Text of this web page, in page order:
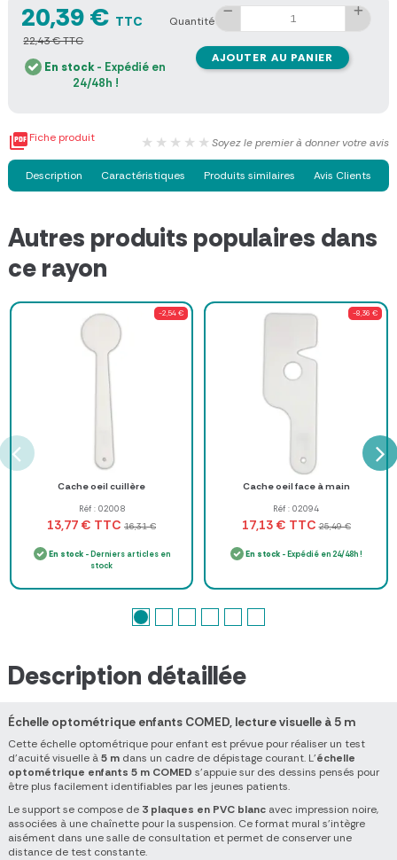
20,39 € TTC
22,43 € TTC
En stock- Expédié en
24/48h !
Quantité
AJOUTER AU PANIER
Fiche produit ★★★★★ Soyez le premier à donner votre avis
Description Caractéristiques Produits similaires Avis Clients
Autres produits populaires dans
ce rayon
-2,54 €
Cache oeil cuillère
Réf : 02008
13,77 € TTC 16,31 €
En stock- Derniers articles en
stock
-8,36 €
Cache oeil face à main
Réf : 02094
17,13 € TTC 25,49 €
En stock- Expédié en 24/48h !
Description détaillée
Échelle optométrique enfants COMED, lecture visuelle à 5 m
Cette échelle optométrique pour enfant est prévue pour réaliser un test
d'acuité visuelle à5 m dans un cadre de dépistage courant. L'échelle
optométrique enfants 5 m COMED s'appuie sur des dessins pensés pour
être plus facilement identifiables par les jeunes patients.
Le support se compose de 3 plaques en PVC blanc avec impression noire,
associées à une chaînette pour la suspension. Ce format mural s'intègre
aisément dans une salle de consultation et permet de conserver une
distance de test constante.